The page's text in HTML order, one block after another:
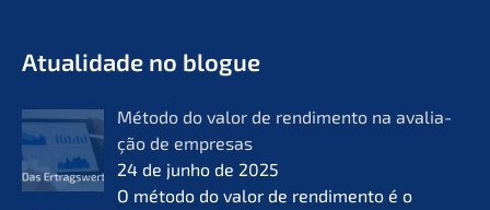
Atual­i­da­de no blogue
Método do valor de rendi­men­to na avalia­
ção de empre­sas
24 de junho de 2025
O método do valor de rendi­men­to é o